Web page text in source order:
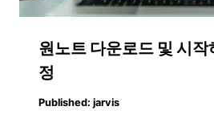
원노트 다운로드 및 시
정
Published: jarvis